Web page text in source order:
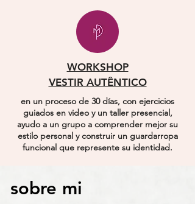
WORKSHOP
VESTIR AUTÊNTICO
en un proceso de 30 días, con ejercicios
guiados en video y un taller presencial,
ayudo a un grupo a comprender mejor su
estilo personal y construir un guardarropa
funcional que represente su identidad.
sobre mi